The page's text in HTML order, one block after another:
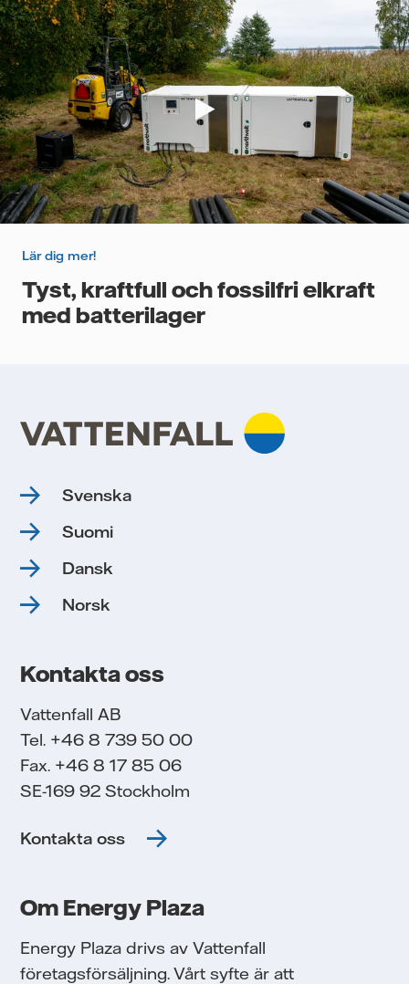
Lär dig mer!
Tyst, kraftfull och fossilfri elkraft
med batterilager
Svenska
Suomi
Dansk
Norsk
Kontakta oss
Vattenfall AB
Tel. +46 8 739 50 00
Fax. +46 8 17 85 06
SE-169 92 Stockholm
Kontakta oss
Om Energy Plaza
Energy Plaza drivs av Vattenfall
företagsförsäljning. Vårt syfte är att